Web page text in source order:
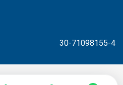
30-71098155-4